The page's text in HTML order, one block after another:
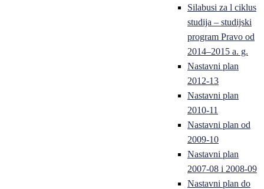
Silabusi za l ciklus
studija – studijski
program Pravo od
2014–2015 a. g.
Nastavni plan
2012-13
Nastavni plan
2010-11
Nastavni plan od
2009-10
Nastavni plan
2007-08 i 2008-09
Nastavni plan do